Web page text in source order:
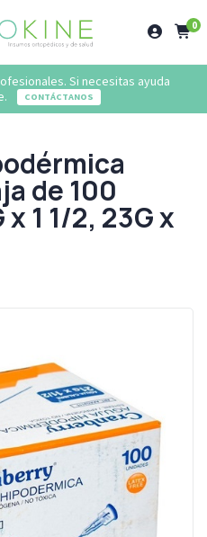
0
Si necesitas ayuda
CONTÁCTANOS
de 100
1 1/2, 23G x